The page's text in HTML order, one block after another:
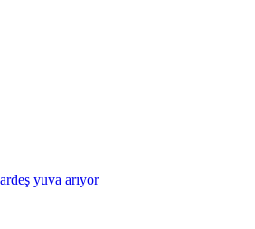
yuva arıyor